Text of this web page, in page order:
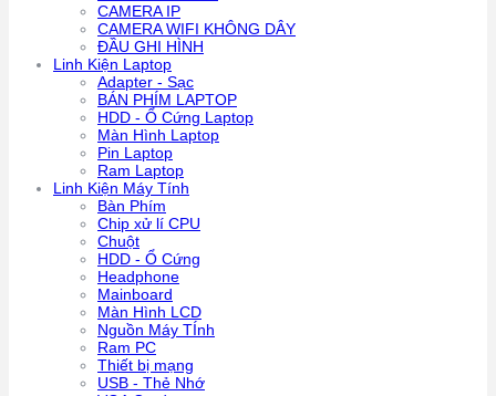
CAMERA IP
CAMERA WIFI KHÔNG DÂY
ĐẦU GHI HÌNH
Linh Kiện Laptop
Adapter - Sạc
BÁN PHÍM LAPTOP
HDD - Ổ Cứng Laptop
Màn Hình Laptop
Pin Laptop
Ram Laptop
Linh Kiện Máy Tính
Bàn Phím
Chip xử lí CPU
Chuột
HDD - Ổ Cứng
Headphone
Mainboard
Màn Hình LCD
Nguồn Máy TÍnh
Ram PC
Thiết bị mạng
USB - Thẻ Nhớ